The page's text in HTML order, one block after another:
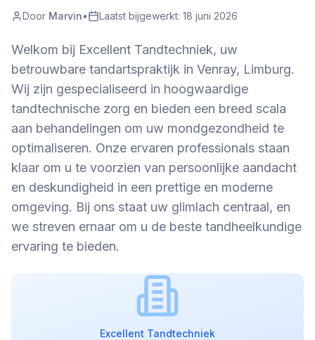
Door Marvin• Laatst bijgewerkt: 18 juni 2026
Welkom bij Excellent Tandtechniek, uw
betrouwbare tandartspraktijk in Venray, Limburg.
Wij zijn gespecialiseerd in hoogwaardige
tandtechnische zorg en bieden een breed scala
aan behandelingen om uw mondgezondheid te
optimaliseren. Onze ervaren professionals staan
klaar om u te voorzien van persoonlijke aandacht
en deskundigheid in een prettige en moderne
omgeving. Bij ons staat uw glimlach centraal, en
we streven ernaar om u de beste tandheelkundige
ervaring te bieden.
Excellent Tandtechniek